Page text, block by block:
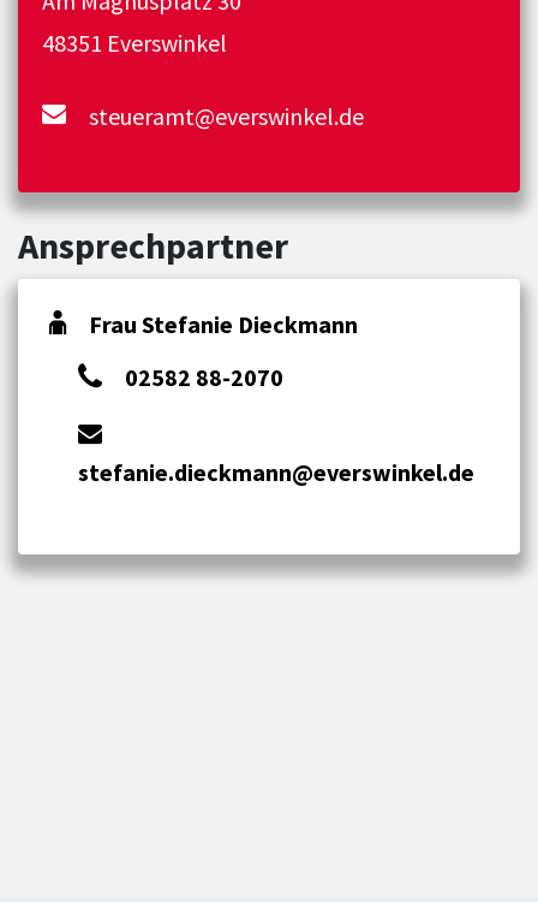
48351 Everswinkel
steueramt@everswinkel.de
Ansprechpartner
Frau Stefanie Dieckmann
02582 88-2070
stefanie.dieckmann@everswinkel.de